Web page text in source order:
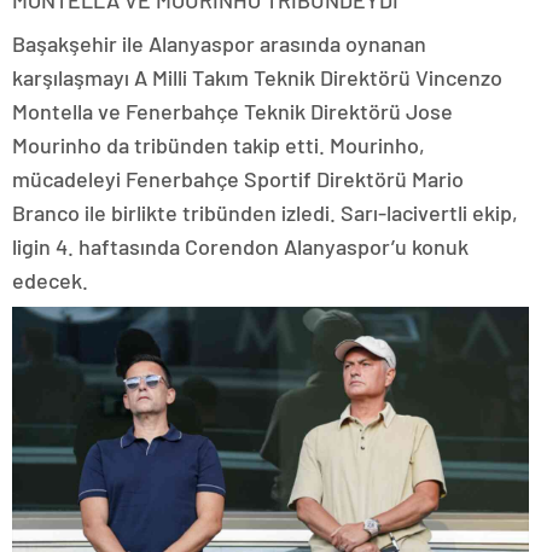
Başakşehir ile Alanyaspor arasında oynanan
karşılaşmayı A Milli Takım Teknik Direktörü Vincenzo
Montella ve Fenerbahçe Teknik Direktörü Jose
Mourinho da tribünden takip etti. Mourinho,
mücadeleyi Fenerbahçe Sportif Direktörü Mario
Branco ile birlikte tribünden izledi. Sarı-lacivertli ekip,
ligin 4. haftasında Corendon Alanyaspor’u konuk
edecek.